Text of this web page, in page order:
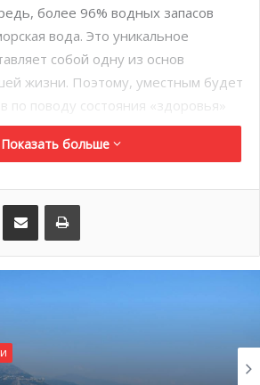
более 96% водных запасов
вода. Это уникальное
собой одну из основ
жизни. Поэтому, уместным будет
по поводу состояния «здоровья»
океанов.
Показать больше
Поделиться по электронной почте Распечатать